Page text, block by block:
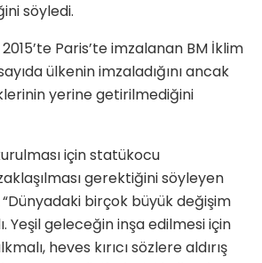
söyledi.
Paris’te imzalanan BM İklim
ülkenin imzaladığını ancak
yerine getirilmediğini
için statükocu
gerektiğini söyleyen
birçok büyük değişim
Yeşil geleceğin inşa edilmesi için
heves kırıcı sözlere aldırış